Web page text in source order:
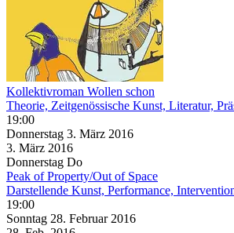
Kollektivroman Wollen schon
Theorie, Zeitgenössische Kunst, Literatur,
19:00
Donnerstag 3. März 2016
3. März 2016
Donnerstag Do
Peak of Property/Out of Space
Darstellende Kunst, Performance,
19:00
Sonntag 28. Februar 2016